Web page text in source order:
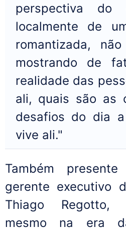
perspectiva
localmente de
romantizada,
mostrando de
realidade das
ali, quais são as
desafios do dia
vive ali."
Também
gerente executivo
Thiago Regotto,
mesmo na era